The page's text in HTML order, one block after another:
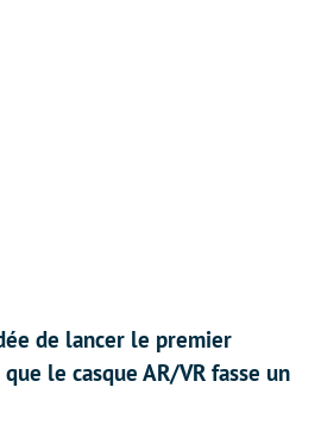
de lancer le premier
le casque AR/VR fasse un